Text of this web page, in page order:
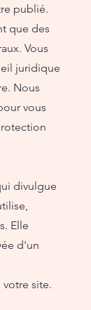
publié.
que des
Vous
juridique
Nous
vous
divulgue
Elle
d'un
site.